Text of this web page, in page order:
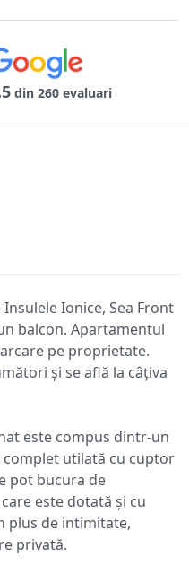
din 260 evaluari
Ionice, Sea Front
balcon. Apartamentul
pe proprietate.
și se află la câțiva
este compus dintr-un
utilată cu cuptor
pot bucura de
este dotată și cu
plus de intimitate,
privată.